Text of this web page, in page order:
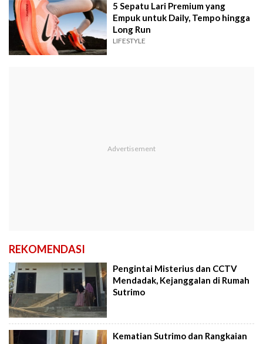
5 Sepatu Lari Premium yang
Empuk untuk Daily, Tempo hingga
Long Run
LIFESTYLE
REKOMENDASI
Pengintai Misterius dan CCTV
Mendadak, Kejanggalan di Rumah
Sutrimo
Kematian Sutrimo dan Rangkaian